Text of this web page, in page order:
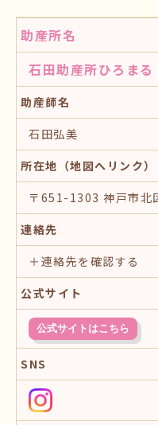
助産所名
石田助産所ひろまる
助産師名
石田弘美
所在地（地図へリンク）
〒651-1303 神戸市北
連絡先
＋連絡先を確認する
公式サイト
公式サイトはこちら
SNS